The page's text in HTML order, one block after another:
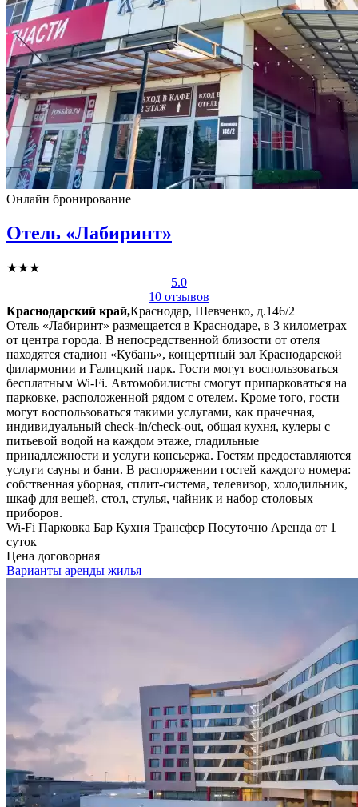
Онлайн бронирование
Отель «Лабиринт»
★★★
5.0
10 отзывов
Краснодарский край,Краснодар, Шевченко, д.146/2
Отель «Лабиринт» размещается в Краснодаре, в 3 километрах
от центра города. В непосредственной близости от отеля
находятся стадион «Кубань», концертный зал Краснодарской
филармонии и Галицкий парк. Гости могут воспользоваться
бесплатным Wi-Fi. Автомобилисты смогут припарковаться на
парковке, расположенной рядом с отелем. Кроме того, гости
могут воспользоваться такими услугами, как прачечная,
индивидуальный check-in/check-out, общая кухня, кулеры с
питьевой водой на каждом этаже, гладильные
принадлежности и услуги консьержа. Гостям предоставляются
услуги сауны и бани. В распоряжении гостей каждого номера:
собственная уборная, сплит-система, телевизор, холодильник,
шкаф для вещей, стол, стулья, чайник и набор столовых
приборов.
Wi-Fi Парковка Бар Кухня Трансфер Посуточно Аренда от 1
суток
Цена договорная
Варианты аренды жилья